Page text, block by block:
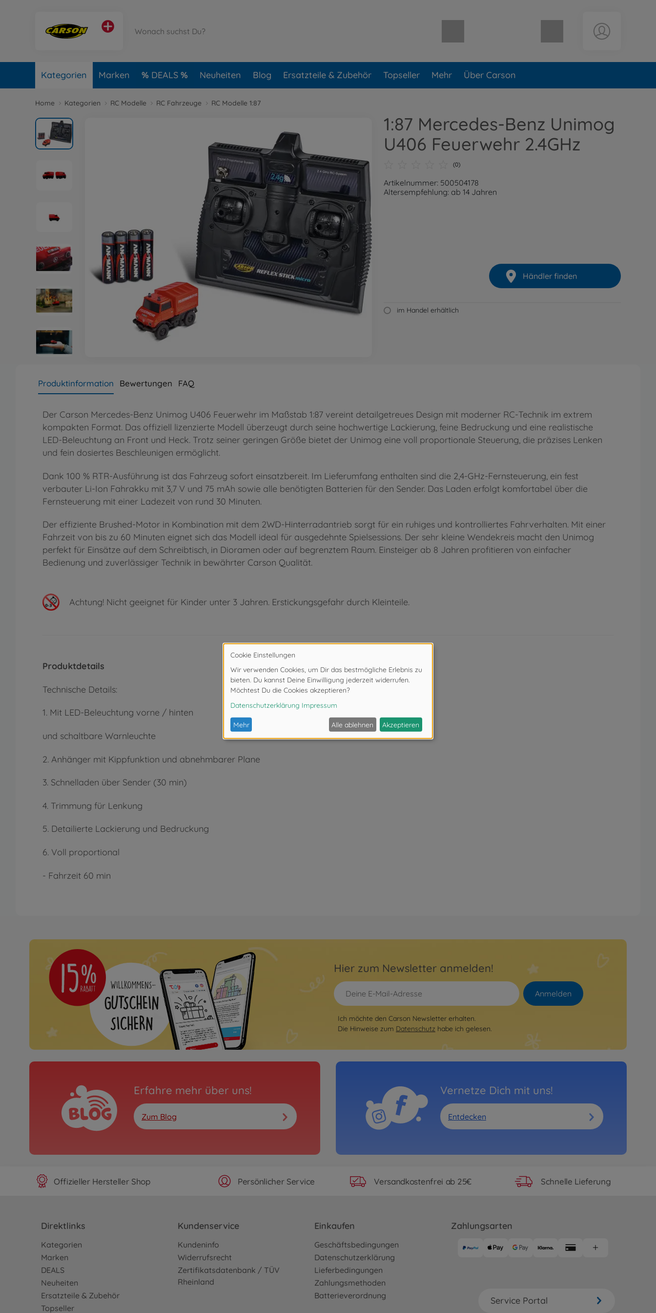
Warenkorb leer
Kategorien Marken DEALS Neuheiten Blog Ersatzteile & Zubehör Topseller Mehr Über Carson
Home Kategorien RC Modelle RC Fahrzeuge RC Modelle 1:87
1:87 Mercedes-Benz Unimog
U406 Feuerwehr 2.4GHz
(0)
Artikelnummer: 500504178
Altersempfehlung: ab 14 Jahren
Händler finden
im Handel erhältlich
Produktinformation Bewertungen FAQ
Der Carson Mercedes-Benz Unimog U406 Feuerwehr im Maßstab 1:87 vereint detailgetreues Design mit moderner RC-Technik im extrem
kompakten Format. Das offiziell lizenzierte Modell überzeugt durch seine hochwertige Lackierung, feine Bedruckung und eine realistische
LED-Beleuchtung an Front und Heck. Trotz seiner geringen Größe bietet der Unimog eine voll proportionale Steuerung, die präzises Lenken
und fein dosiertes Beschleunigen ermöglicht.
Dank 100 % RTR-Ausführung ist das Fahrzeug sofort einsatzbereit. Im Lieferumfang enthalten sind die 2,4-GHz-Fernsteuerung, ein fest
verbauter Li-Ion Fahrakku mit 3,7 V und 75 mAh sowie alle benötigten Batterien für den Sender. Das Laden erfolgt komfortabel über die
Fernsteuerung mit einer Ladezeit von rund 30 Minuten.
Der effiziente Brushed-Motor in Kombination mit dem 2WD-Hinterradantrieb sorgt für ein ruhiges und kontrolliertes Fahrverhalten. Mit einer
Fahrzeit von bis zu 60 Minuten eignet sich das Modell ideal für ausgedehnte Spielsessions. Der sehr kleine Wendekreis macht den Unimog
perfekt für Einsätze auf dem Schreibtisch, in Dioramen oder auf begrenztem Raum. Einsteiger ab 8 Jahren profitieren von einfacher
Bedienung und zuverlässiger Technik in bewährter Carson Qualität.
Achtung! Nicht geeignet für Kinder unter 3 Jahren. Erstickungsgefahr durch Kleinteile.
Produktdetails
Technische Details:
1. Mit LED-Beleuchtung vorne / hinten
und schaltbare Warnleuchte
2. Anhänger mit Kippfunktion und abnehmbarer Plane
3. Schnelladen über Sender (30 min)
4. Trimmung für Lenkung
5. Detailierte Lackierung und Bedruckung
6. Voll proportional
- Fahrzeit 60 min
Hier zum Newsletter anmelden!
Anmelden
Ich möchte den Carson Newsletter erhalten.
Die Hinweise zum Datenschutz habe ich gelesen.
Erfahre mehr über uns!
Zum Blog
Vernetze Dich mit uns!
Entdecken
Offizieller Hersteller Shop Persönlicher Service Versandkostenfrei ab 25€ Schnelle Lieferung
Direktlinks
Kategorien
Marken
DEALS
Neuheiten
Ersatzteile & Zubehör
Topseller
Kundenservice
Kundeninfo
Widerrufsrecht
Zertifikatsdatenbank / TÜV
Rheinland
Einkaufen
Geschäftsbedingungen
Datenschutzerklärung
Lieferbedingungen
Zahlungsmethoden
Batterieverordnung
Zahlungsarten
Service Portal